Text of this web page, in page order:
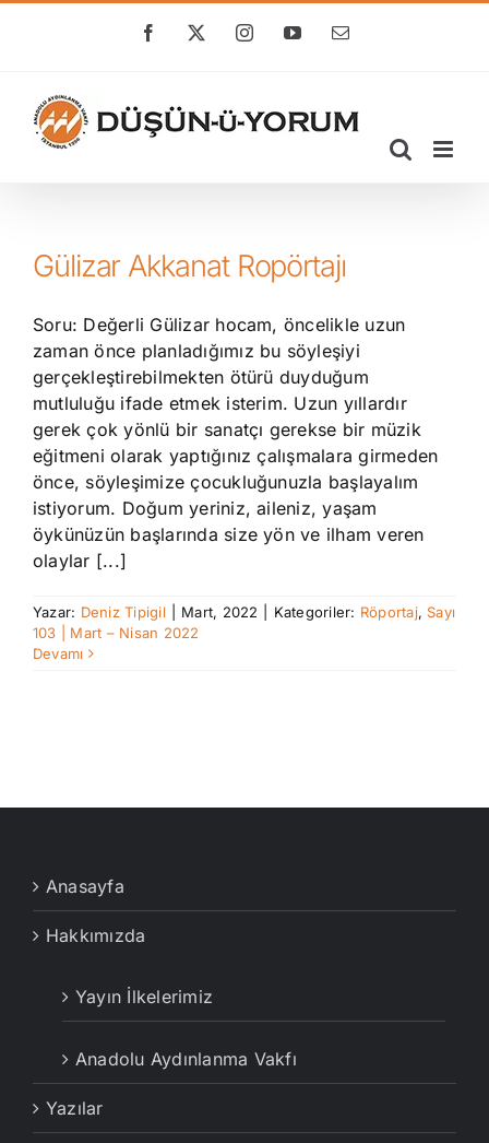
Facebook
X InstagramYouTube
E-
Gülizar Akkanat Ropörtajı
Soru: Değerli Gülizar hocam, öncelikle uzun
zaman önce planladığımız bu söyleşiyi
gerçekleştirebilmekten ötürü duyduğum
mutluluğu ifade etmek isterim. Uzun yıllardır
gerek çok yönlü bir sanatçı gerekse bir müzik
eğitmeni olarak yaptığınız çalışmalara girmeden
önce, söyleşimize çocukluğunuzla başlayalım
istiyorum. Doğum yeriniz, aileniz, yaşam
öykünüzün başlarında size yön ve ilham veren
olaylar [...]
Yazar: Deniz Tipigil Mart, 2022 Kategoriler: Röportaj, Sayı
103 | Mart – Nisan 2022
Devamı
Anasayfa
Hakkımızda
Yayın İlkelerimiz
Anadolu Aydınlanma Vakfı
Yazılar